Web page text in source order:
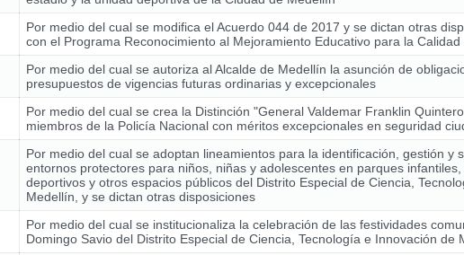
Por medio del cual se modifica el Acuerdo 044 de 2017 y se dictan otras
con el Programa Reconocimiento al Mejoramiento Educativo para la Calidad
Por medio del cual se autoriza al Alcalde de Medellín la asunción de
presupuestos de vigencias futuras ordinarias y excepcionales
Por medio del cual se crea la Distinción "General Valdemar Franklin
miembros de la Policía Nacional con méritos excepcionales en seguridad
Por medio del cual se adoptan lineamientos para la identificación, gestión y
entornos protectores para niños, niñas y adolescentes en parques
deportivos y otros espacios públicos del Distrito Especial de Ciencia,
Medellín, y se dictan otras disposiciones
Por medio del cual se institucionaliza la celebración de las festividades
Domingo Savio del Distrito Especial de Ciencia, Tecnología e Innovación de